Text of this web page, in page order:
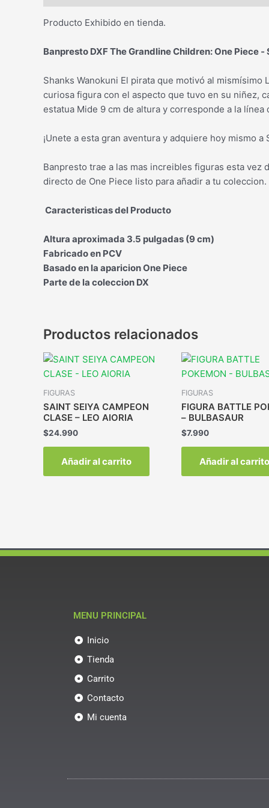
Producto Exhibido en tienda.
Banpresto DXF The Grandline Children: One Piece
Shanks Wanokuni El pirata que motivó al
curiosa figura con el aspecto que tuvo en su niñez,
estatua Mide 9 cm de altura y corresponde a la
¡Unete a esta gran aventura y adquiere hoy mismo a
Banpresto trae a las mas increibles figuras esta
directo de One Piece listo para añadir a tu coleccion.
Caracteristicas del Producto
Altura aproximada 3.5 pulgadas (9 cm)
Fabricado en PCV
Basado en la aparicion One Piece
Parte de la coleccion DX
Productos relacionados
FIGURAS
SAINT SEIYA CAMPEON
CLASE – LEO AIORIA
$24.990
Añadir al carrito
FIGURAS
FIGURA BATTLE
– BULBASAUR
$7.990
Añadir al carrito
MENU PRINCIPAL
Inicio
Tienda
Carrito
Contacto
Mi cuenta